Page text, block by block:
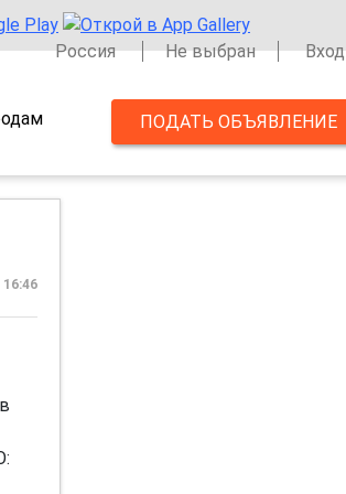
Россия Не выбран Вход
ПОДАТЬ ОБЪЯВЛЕНИЕ